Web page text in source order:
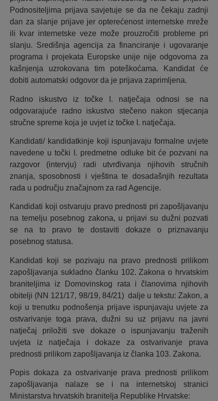
Podnositeljima prijava savjetuje se da ne čekaju zadnji
dan za slanje prijave jer opterećenost internetske mreže
ili kvar internetske veze može prouzročiti probleme pri
slanju. Središnja agencija za financiranje i ugovaranje
programa i projekata Europske unije nije odgovorna za
kašnjenja uzrokovana tim poteškoćama. Kandidat će
dobiti automatski odgovor da je prijava zaprimljena.
Radno iskustvo iz točke I. natječaja odnosi se na
odgovarajuće radno iskustvo stečeno nakon stjecanja
stručne spreme koja je uvjet iz točke I. natječaja.
Kandidati/ kandidatkinje koji ispunjavaju formalne uvjete
navedene u točki I. predmetne odluke bit će pozvani na
razgovor (intervju) radi utvrđivanja njihovih stručnih
znanja, sposobnosti i vještina te dosadašnjih rezultata
rada u području značajnom za rad Agencije.
Kandidati koji ostvaruju pravo prednosti pri zapošljavanju
na temelju posebnog zakona, u prijavi su dužni pozvati
se na to pravo te dostaviti dokaze o priznavanju
posebnog statusa.
Kandidati koji se pozivaju na pravo prednosti prilikom
zapošljavanja sukladno članku 102. Zakona o hrvatskim
braniteljima iz Domovinskog rata i članovima njihovih
obitelji (NN 121/17, 98/19, 84/21) dalje u tekstu: Zakon, a
koji u trenutku podnošenja prijave ispunjavaju uvjete za
ostvarivanje toga prava, dužni su uz prijavu na javni
natječaj priložiti sve dokaze o ispunjavanju traženih
uvjeta iz natječaja i dokaze za ostvarivanje prava
prednosti prilikom zapošljavanja iz članka 103. Zakona.
Popis dokaza za ostvarivanje prava prednosti prilikom
zapošljavanja nalaze se i na internetskoj stranici
Ministarstva hrvatskih branitelja Republike Hrvatske: